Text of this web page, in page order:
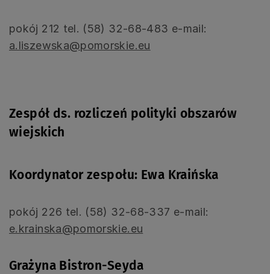
pokój 212 tel. (58) 32-68-483 e-mail:
a.liszewska@pomorskie.eu
Zespół ds. rozliczeń polityki obszarów
wiejskich
Koordynator zespołu: Ewa Kraińska
pokój 226 tel. (58) 32-68-337 e-mail:
e.krainska@pomorskie.eu
Grażyna Bistron-Seyda